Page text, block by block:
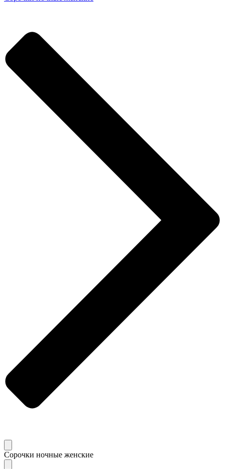
Сорочки ночные женские